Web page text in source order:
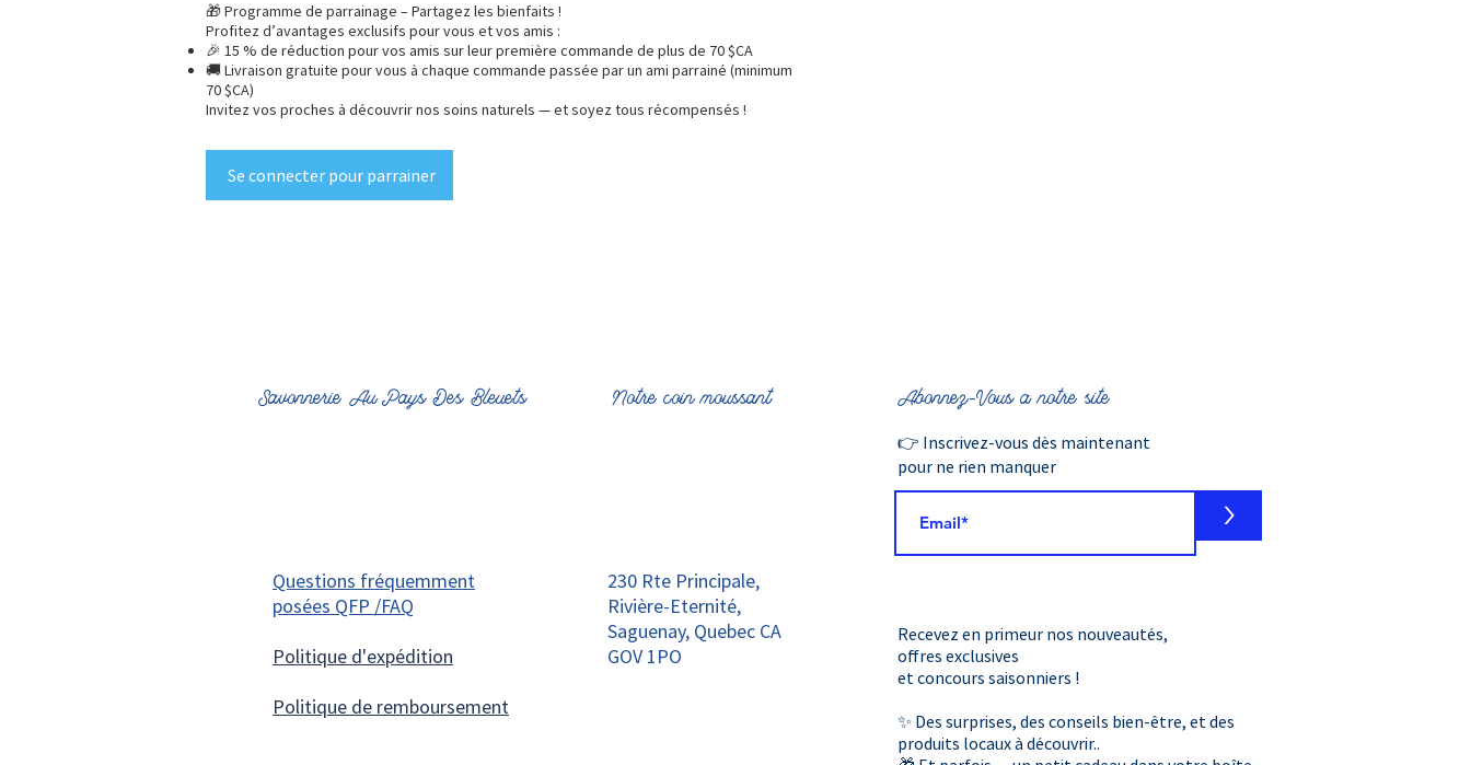
🎁 Programme de parrainage – Partagez les bienfaits !
Profitez d’avantages exclusifs pour vous et vos amis :
🎉 15 % de réduction pour vos amis sur leur première commande de plus de 70 $CA
🚚 Livraison gratuite pour vous à chaque commande passée par un ami parrainé (minimum
70 $CA)
Invitez vos proches à découvrir nos soins naturels — et soyez tous récompensés !
Se connecter pour parrainer
Savonnerie Au Pays Des Bleuets Notre coin moussant Abonnez-Vous a notre site
👉 Inscrivez-vous dès maintenant
pour ne rien manquer
Questions fréquemment
posées QFP /FAQ
Politique d'expédition
Politique de remboursement
230 Rte Principale,
Rivière-Eternité,
Saguenay, Quebec CA
GOV 1PO
>
Recevez en primeur nos nouveautés,
offres exclusives
et concours​ saisonniers !
✨ Des surprises, des conseils bien-être, et des
produits locaux à découvrir..